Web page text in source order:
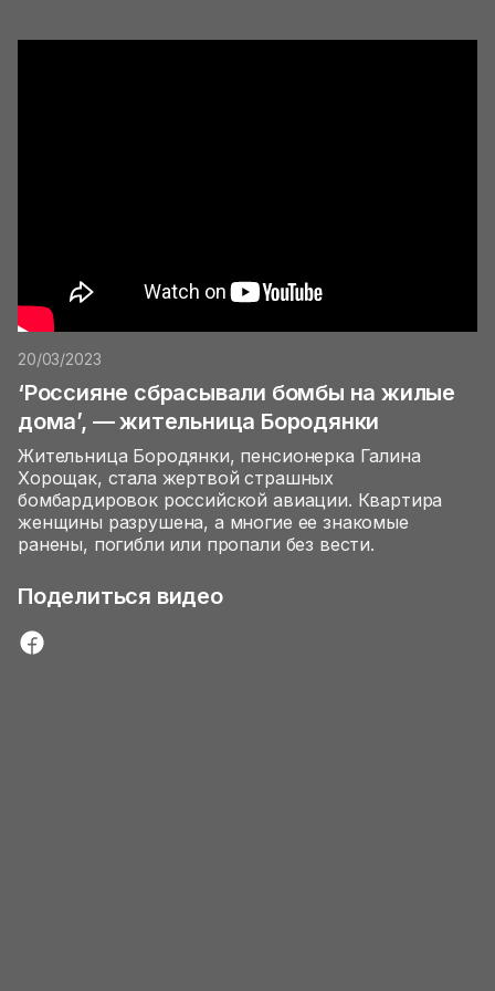
20/03/2023
‘Россияне сбрасывали бомбы на жилые
дома’, — жительница Бородянки
Жительница Бородянки, пенсионерка Галина
Хорощак, стала жертвой страшных
бомбардировок российской авиации. Квартира
женщины разрушена, а многие ее знакомые
ранены, погибли или пропали без вести.
Поделиться видео